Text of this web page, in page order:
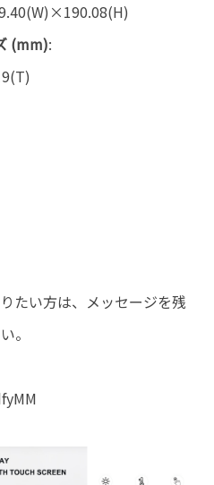
(mm):
たい方は、メッセージを残
。